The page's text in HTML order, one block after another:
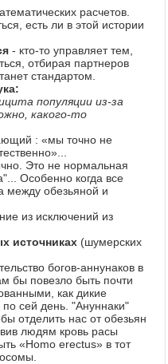
расчетов.
есть ли в этой истории
- кто-то управляет тем,
отбирая партнеров
стандартом.
популяции из-за
какого-то
: «мы точно не
Это не нормальная
Особенно когда все
между обезьяной и
из исключений из
источниках (шумерских
богов-аннунаков в
бы повезло быть почти
как дикие
сей день. "Ануннаки"
отделить нас от обезьян
людям кровь расы
«Homo erectus» в тот